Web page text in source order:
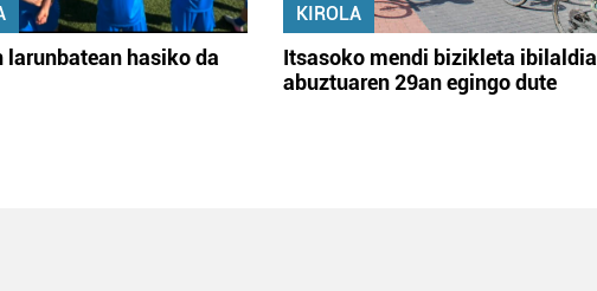
larunbatean hasiko da
KIROLA
Itsasoko mendi bizikleta ibilaldia
abuztuaren 29an egingo dute